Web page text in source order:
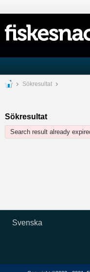
Sökresultat
Sökresultat
Search result already
Svenska